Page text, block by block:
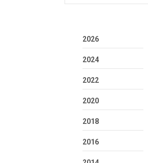
2026
2024
2022
2020
2018
2016